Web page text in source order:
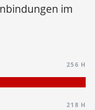
im
256 H
218 H